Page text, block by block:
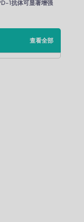
1抗体可显著增强
查看全部